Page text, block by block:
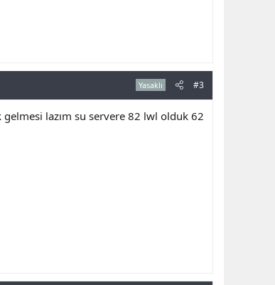
Yasaklı #3
lazım su servere 82 lwl olduk 62